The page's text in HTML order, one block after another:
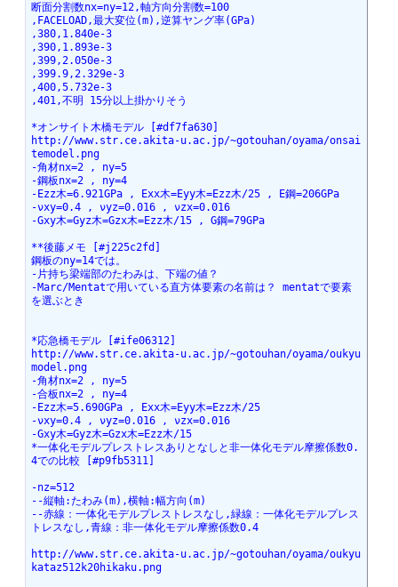
断面分割数nx=ny=12,軸方向分割数=100
,FACELOAD,最大変位(m),逆算ヤング率(GPa)
,380,1.840e-3
,390,1.893e-3
,399,2.050e-3
,399.9,2.329e-3
,400,5.732e-3
,401,不明 15分以上掛かりそう
*オンサイト木橋モデル [#df7fa630]
http://www.str.ce.akita-u.ac.jp/~gotouhan/oyama/onsai
temodel.png
-角材nx=2 , ny=5
-鋼板nx=2 , ny=4
-Ezz木=6.921GPa , Exx木=Eyy木=Ezz木/25 , E鋼=206GPa
-νxy=0.4 , νyz=0.016 , νzx=0.016
-Gxy木=Gyz木=Gzx木=Ezz木/15 , G鋼=79GPa
**後藤メモ [#j225c2fd]
鋼板のny=14では。
-片持ち梁端部のたわみは、下端の値？
-Marc/Mentatで用いている直方体要素の名前は？ mentatで要素
を選ぶとき
*応急橋モデル [#ife06312]
http://www.str.ce.akita-u.ac.jp/~gotouhan/oyama/oukyu
model.png
-角材nx=2 , ny=5
-合板nx=2 , ny=4
-Ezz木=5.690GPa , Exx木=Eyy木=Ezz木/25
-νxy=0.4 , νyz=0.016 , νzx=0.016
-Gxy木=Gyz木=Gzx木=Ezz木/15
*一体化モデルプレストレスありとなしと非一体化モデル摩擦係数0.
4での比較 [#p9fb5311]
-nz=512
--縦軸:たわみ(m),横軸:幅方向(m)
--赤線：一体化モデルプレストレスなし,緑線：一体化モデルプレス
トレスなし,青線：非一体化モデル摩擦係数0.4
http://www.str.ce.akita-u.ac.jp/~gotouhan/oyama/oukyu
kataz512k20hikaku.png